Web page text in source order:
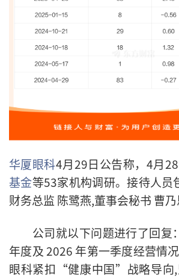
华厦眼科4月29日公告称， 4月
基金等53家机构调研。接待人员
财务总监 陈鹭燕,董事会秘书 曹乃
公司就以下问题进行了回复：
年度及 2026 年第一季度经营情
眼科紧扣“健康中国”战略导